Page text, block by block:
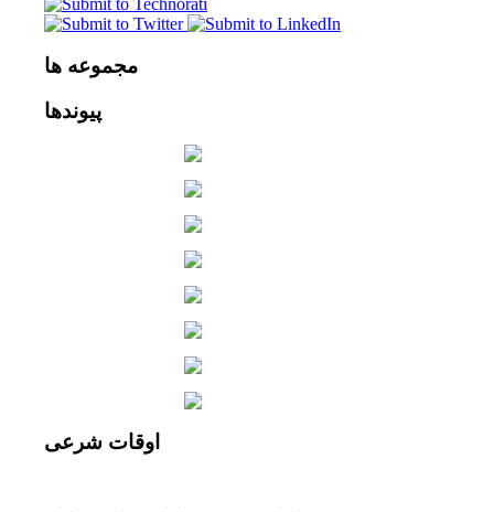
مجموعه ها
پیوندها
اوقات شرعی